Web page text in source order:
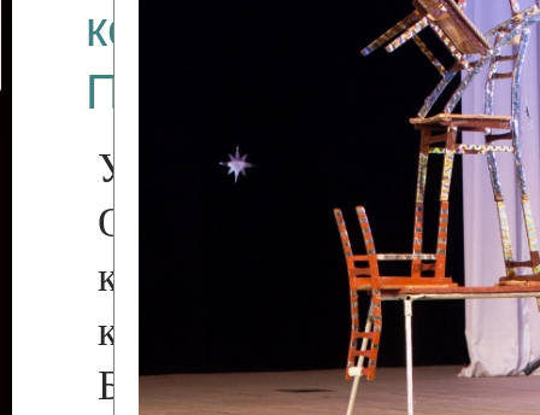
коллективов
Приднестровского
Участники фестиваля:
Образцовый
коллектив
культуры с.
Бендеры ,